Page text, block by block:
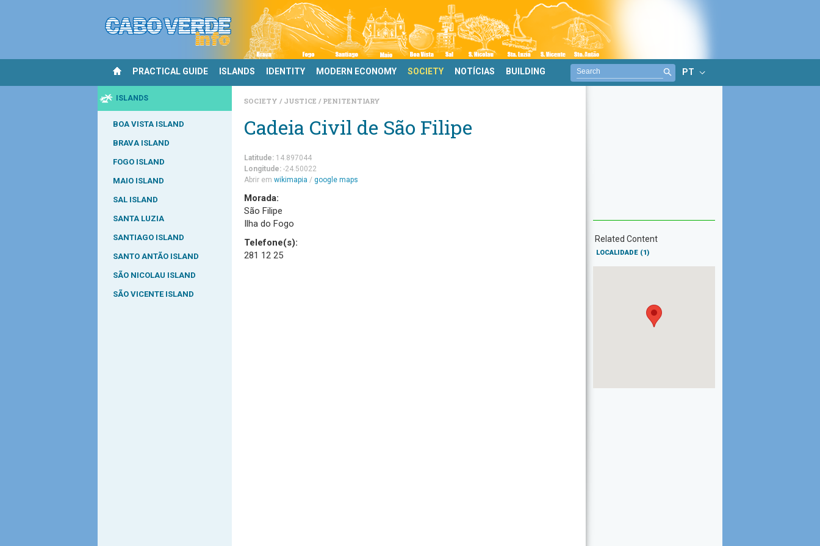
PRACTICAL GUIDE ISLANDS IDENTITY MODERN ECONOMY SOCIETY NOTÍCIAS BUILDING PT
ISLANDS
BOA VISTA ISLAND
BRAVA ISLAND
FOGO ISLAND
MAIO ISLAND
SAL ISLAND
SANTA LUZIA
SANTIAGO ISLAND
SANTO ANTÃO ISLAND
SÃO NICOLAU ISLAND
SÃO VICENTE ISLAND
SOCIETY JUSTICE PENITENTIARY
Cadeia Civil de São Filipe
Latitude: 14.897044
Longitude: -24.50022
Abrir em wikimapia / google maps
Morada:
São Filipe
Ilha do Fogo
Telefone(s):
281 12 25
Related Content
LOCALIDADE (1)